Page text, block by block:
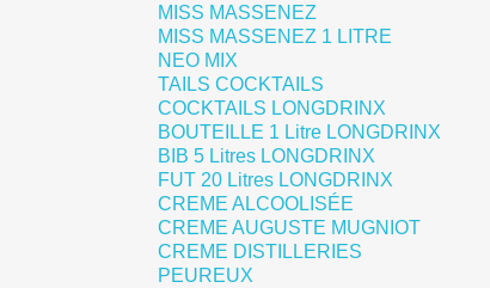
MISS MASSENEZ
MISS MASSENEZ 1 LITRE
NEO MIX
TAILS COCKTAILS
COCKTAILS LONGDRINX
BOUTEILLE 1 Litre LONGDRINX
BIB 5 Litres LONGDRINX
FUT 20 Litres LONGDRINX
CREME ALCOOLISÉE
CREME AUGUSTE MUGNIOT
CREME DISTILLERIES
PEUREUX